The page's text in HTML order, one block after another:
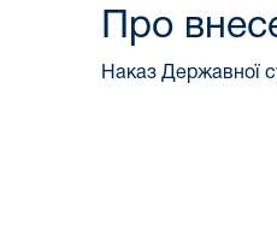
Про
Наказ Державної